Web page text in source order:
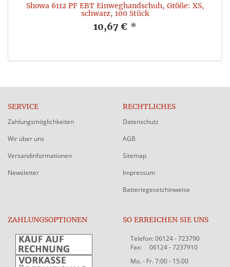
Showa 6112 PF EBT Einweghandschuh, Größe: XS,
schwarz, 100 Stück
10,67 € *
SERVICE
Zahlungsmöglichkeiten
Wir über uns
Versandinformationen
Newsletter
RECHTLICHES
Datenschutz
AGB
Sitemap
Impressum
Batteriegesetzhinweise
ZAHLUNGSOPTIONEN SO ERREICHEN SIE UNS
Telefon: 06124 - 723790
Fax: 06124 - 7237910
Mo. - Fr. 7:00 - 15:00